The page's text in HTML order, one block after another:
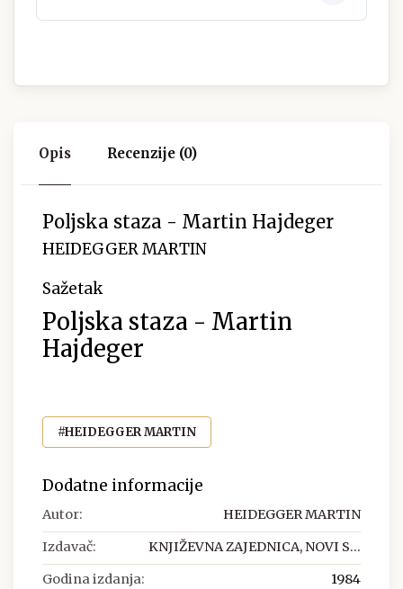
Opis Recenzije (0)
Poljska staza - Martin Hajdeger
HEIDEGGER MARTIN
Sažetak
Poljska staza - Martin
Hajdeger
#HEIDEGGER MARTIN
Dodatne informacije
Autor: HEIDEGGER MARTIN
Izdavač: KNJIŽEVNA ZAJEDNICA, NOVI S...
Godina izdanja: 1984